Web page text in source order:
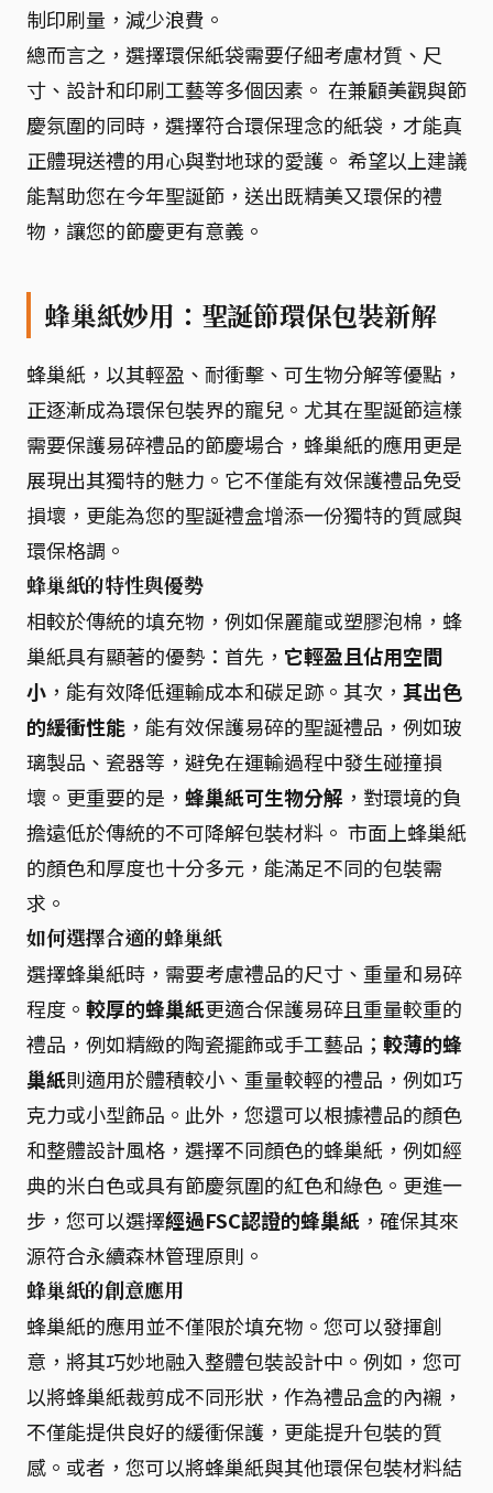
制印刷量，減少浪費。
總而言之，選擇環保紙袋需要仔細考慮材質、尺
寸、設計和印刷工藝等多個因素。 在兼顧美觀與節
慶氛圍的同時，選擇符合環保理念的紙袋，才能真
正體現送禮的用心與對地球的愛護。 希望以上建議
能幫助您在今年聖誕節，送出既精美又環保的禮
物，讓您的節慶更有意義。
蜂巢紙妙用：聖誕節環保包裝新解
蜂巢紙，以其輕盈、耐衝擊、可生物分解等優點，
正逐漸成為環保包裝界的寵兒。尤其在聖誕節這樣
需要保護易碎禮品的節慶場合，蜂巢紙的應用更是
展現出其獨特的魅力。它不僅能有效保護禮品免受
損壞，更能為您的聖誕禮盒增添一份獨特的質感與
環保格調。
蜂巢紙的特性與優勢
相較於傳統的填充物，例如保麗龍或塑膠泡棉，蜂
巢紙具有顯著的優勢：首先， 它輕盈且佔用空間
小 ，能有效降低運輸成本和碳足跡。其次， 其出色
的緩衝性能 ，能有效保護易碎的聖誕禮品，例如玻
璃製品、瓷器等，避免在運輸過程中發生碰撞損
壞。更重要的是， 蜂巢紙可生物分解 ，對環境的負
擔遠低於傳統的不可降解包裝材料。 市面上蜂巢紙
的顏色和厚度也十分多元，能滿足不同的包裝需
求。
如何選擇合適的蜂巢紙
選擇蜂巢紙時，需要考慮禮品的尺寸、重量和易碎
程度。 較厚的蜂巢紙更適合保護易碎且重量較重的
禮品，例如精緻的陶瓷擺飾或手工藝品； 較薄的蜂
巢紙則適用於體積較小、重量較輕的禮品，例如巧
克力或小型飾品。此外，您還可以根據禮品的顏色
和整體設計風格，選擇不同顏色的蜂巢紙，例如經
典的米白色或具有節慶氛圍的紅色和綠色。更進一
步，您可以選擇經過FSC認證的蜂巢紙 ，確保其來
源符合永續森林管理原則。
蜂巢紙的創意應用
蜂巢紙的應用並不僅限於填充物。您可以發揮創
意，將其巧妙地融入整體包裝設計中。例如，您可
以將蜂巢紙裁剪成不同形狀，作為禮品盒的內襯，
不僅能提供良好的緩衝保護，更能提升包裝的質
感。或者，您可以將蜂巢紙與其他環保包裝材料結